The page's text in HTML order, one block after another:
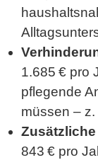
1.685 € pro
pflegende
müssen –
843 € pro